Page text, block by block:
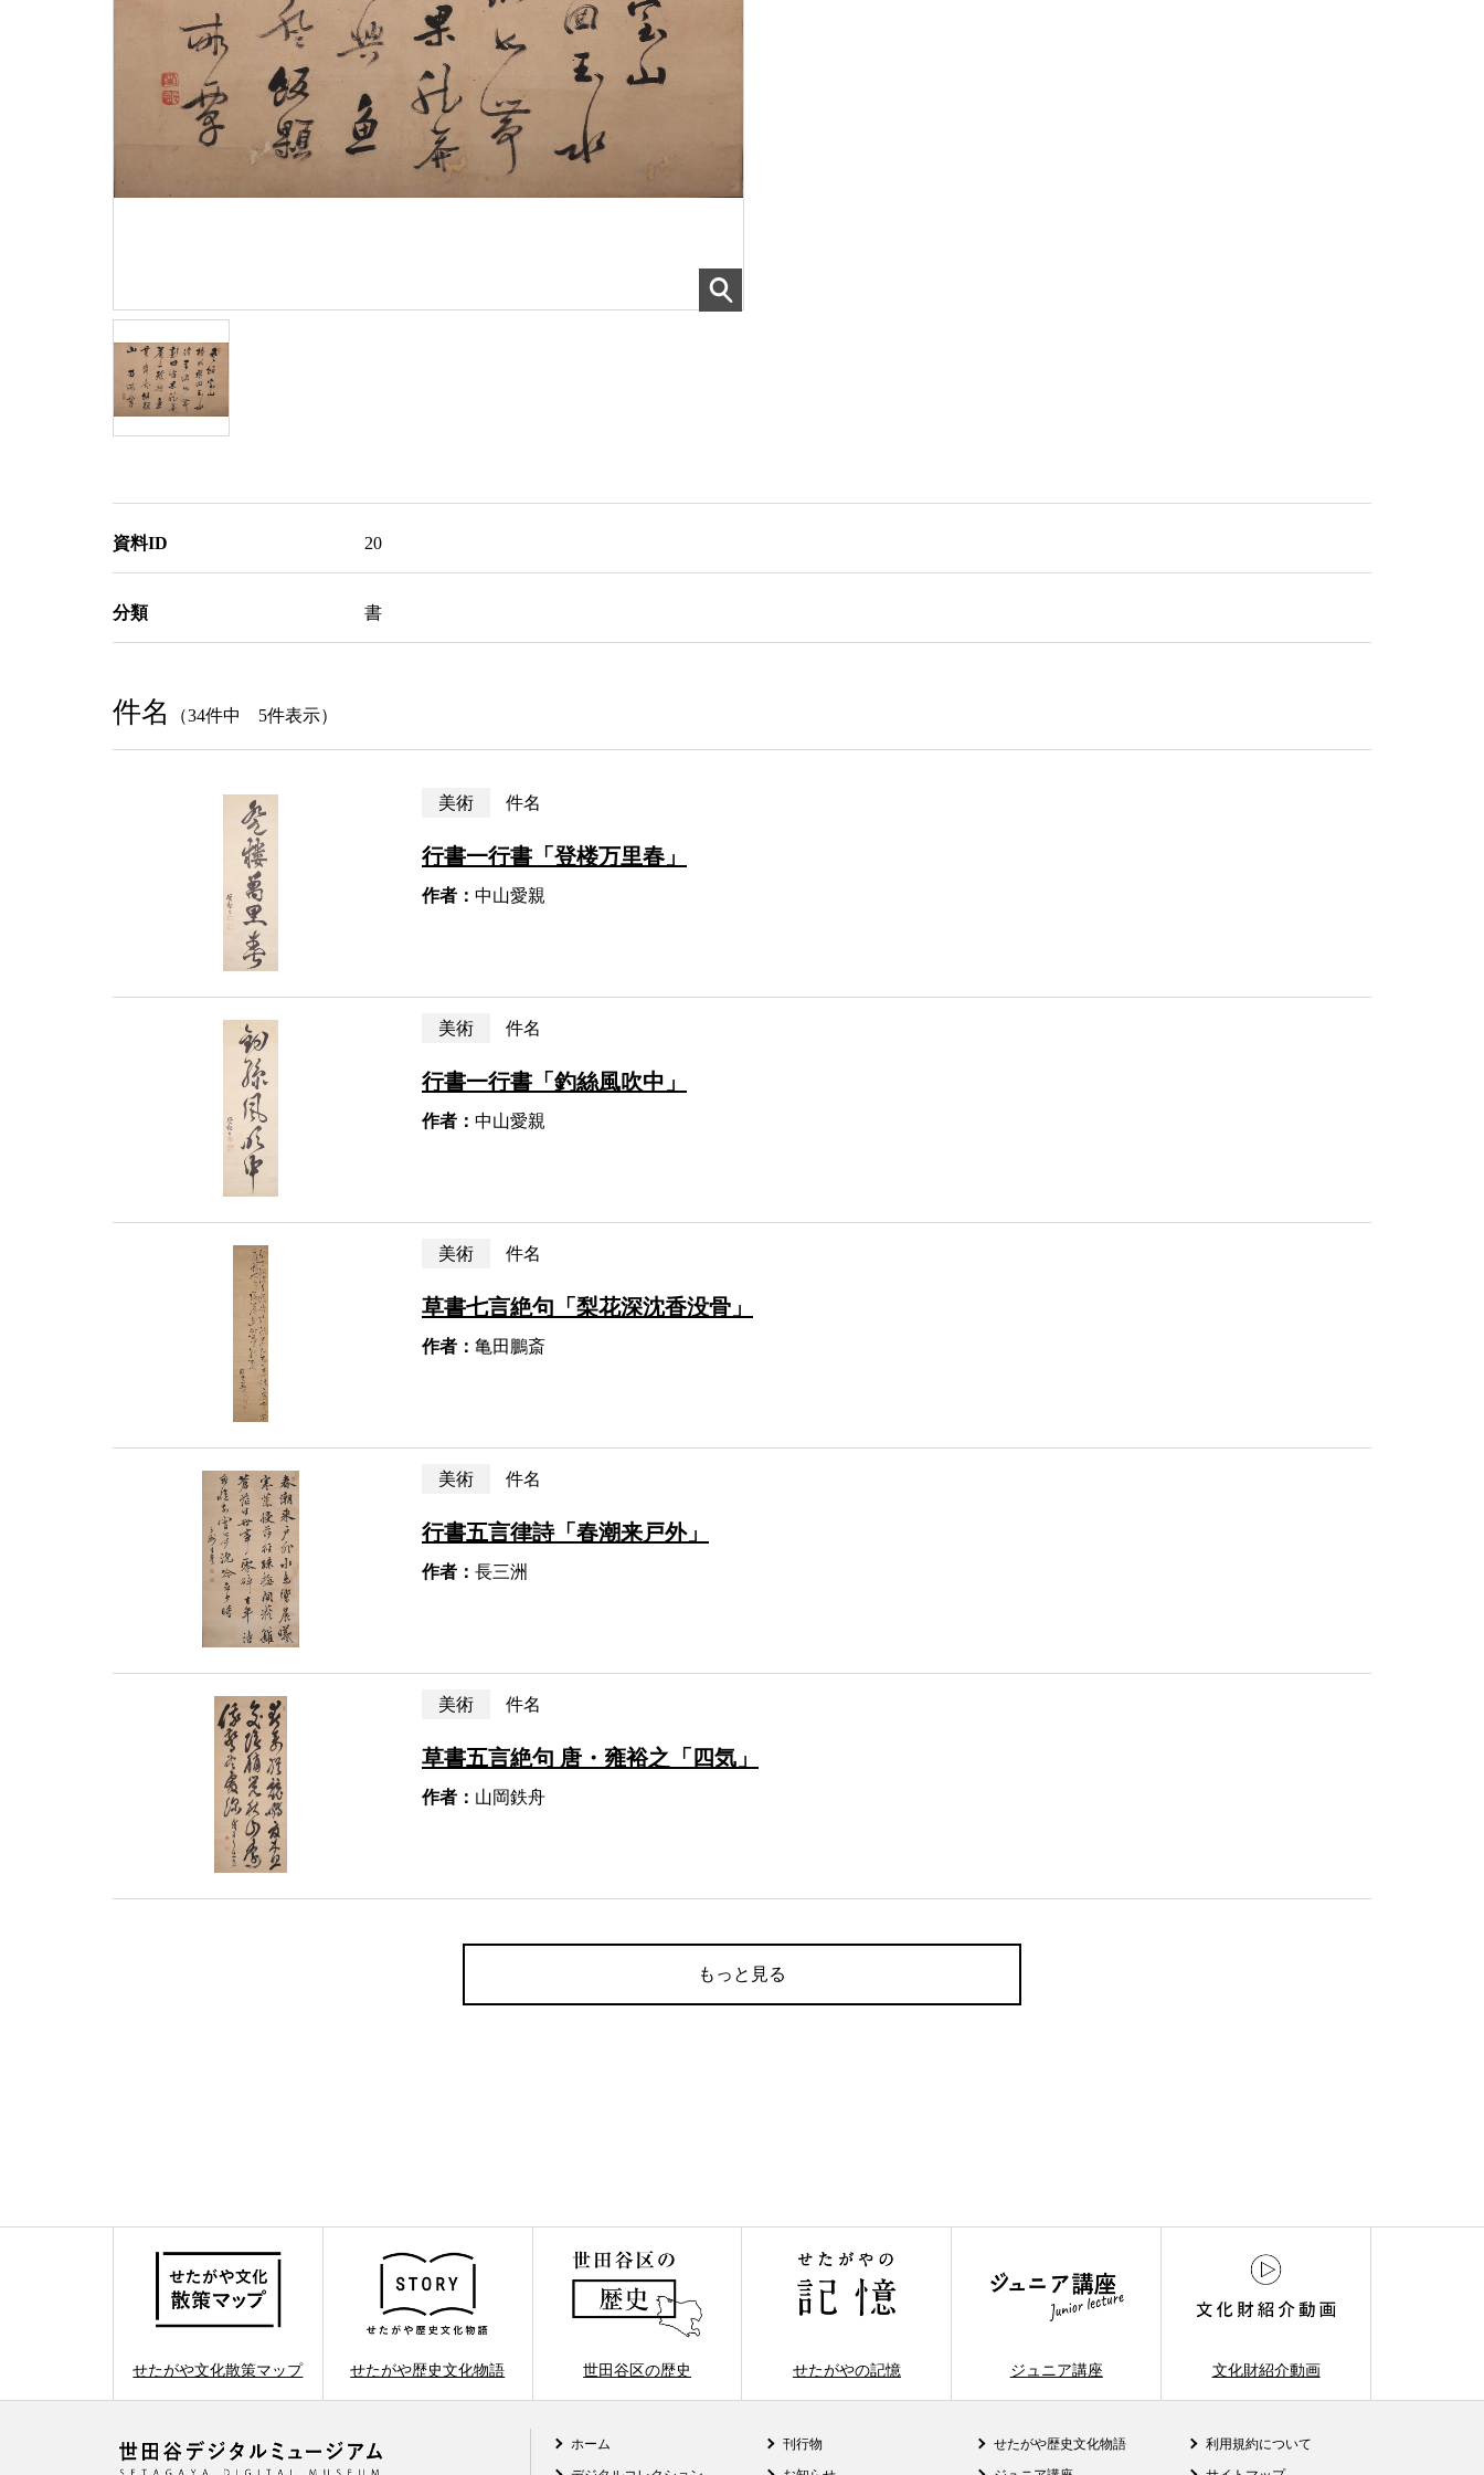
資料ID 20
分類 書
件名 （34件中 5件表示）
美術 件名
行書一行書「登楼万里春」
作者： 中山愛親
美術 件名
行書一行書「釣絲風吹中」
作者： 中山愛親
美術 件名
草書七言絶句「梨花深沈香没骨」
作者： 亀田鵬斎
美術 件名
行書五言律詩「春潮来戸外」
作者： 長三洲
美術 件名
草書五言絶句 唐・雍裕之「四気」
作者： 山岡鉄舟
もっと見る
せたがや文化散策マップ せたがや歴史文化物語 世田谷区の歴史 せたがやの記憶 ジュニア講座 文化財紹介動画
ホーム
刊行物
せたがや歴史文化物語
利用規約について